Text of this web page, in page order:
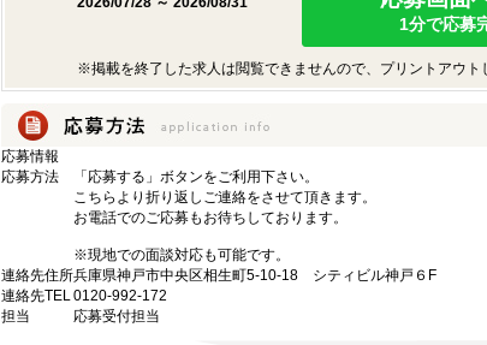
1分で応募
※掲載を終了した求人は閲覧できませんので、プリントアウト
応募情報
応募方法
「応募する」ボタンをご利用下さい。
こちらより折り返しご連絡をさせて頂きます。
お電話でのご応募もお待ちしております。
※現地での面談対応も可能です。
連絡先住所兵庫県神戸市中央区相生町5-10-18 シティビル神戸６F
連絡先TEL0120-992-172
担当
応募受付担当